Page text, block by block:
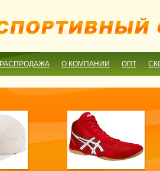
РАСПРОДАЖА О КОМПАНИИ ОПТ